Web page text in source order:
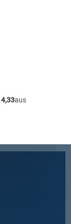
4,33aus